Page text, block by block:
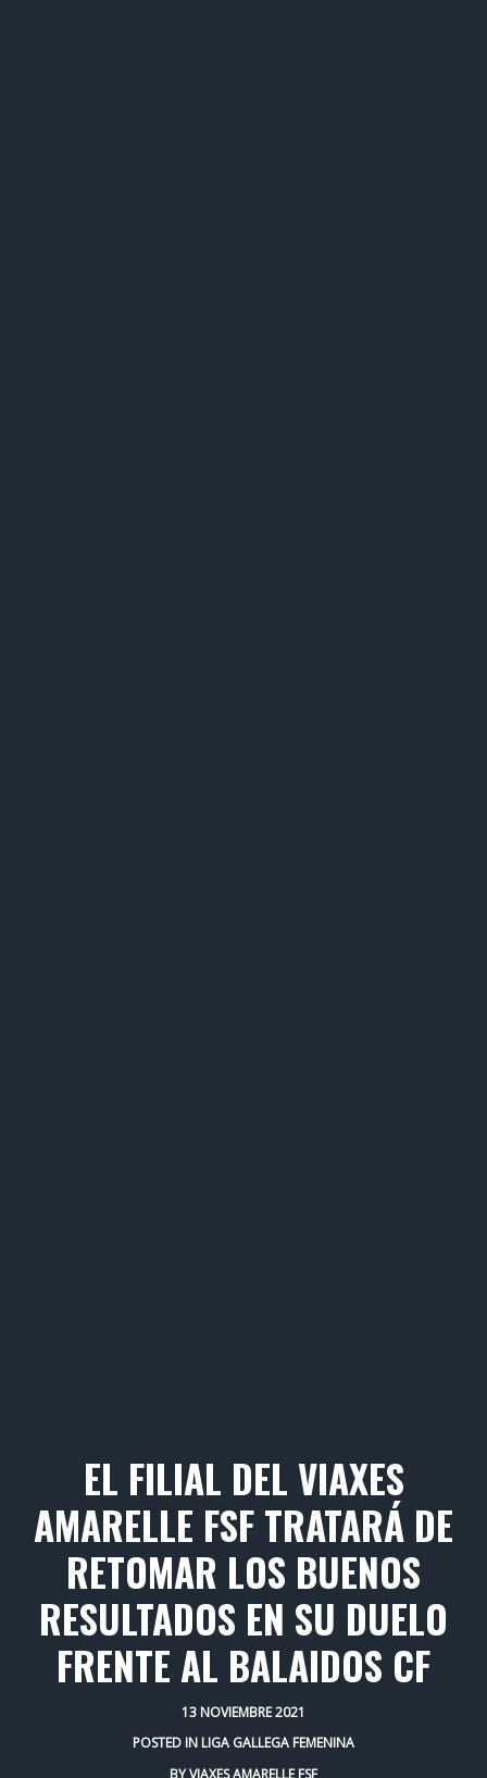
EL FILIAL DEL VIAXES
AMARELLE FSF TRATARÁ DE
RETOMAR LOS BUENOS
RESULTADOS EN SU DUELO
FRENTE AL BALAIDOS CF
13 NOVIEMBRE 2021
POSTED IN LIGA GALLEGA FEMENINA
BYVIAXES AMARELLE FSF